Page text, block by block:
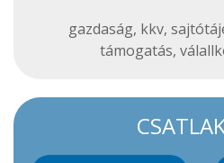
gazdaság, kkv,
támogatás,